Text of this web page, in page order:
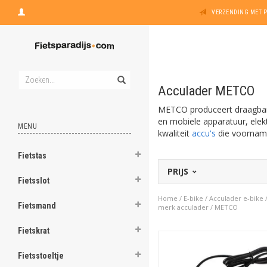
VERZENDING MET
MENU
Fietstas
Fietsslot
Fietsmand
Fietskrat
Fietsstoeltje
Acculader METCO
METCO produceert
en mobiele apparatuur,
kwaliteit accu's die
PRIJS
Home / E-bike / Acculader e-bike
merk acculader / METCO